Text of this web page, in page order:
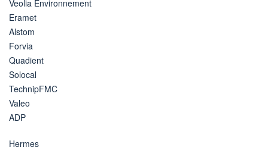
Veolia Environnement
Eramet
Alstom
Forvia
Quadient
Solocal
TechnipFMC
Valeo
ADP
Hermes